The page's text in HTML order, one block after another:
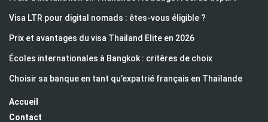
Visa LTR pour digital nomads : êtes-vous éligible ?
Prix et avantages du visa Thailand Elite en 2026
Écoles internationales à Bangkok : critères de choix
Choisir sa banque en tant qu’expatrié français en Thaïlande
Accueil
Contact